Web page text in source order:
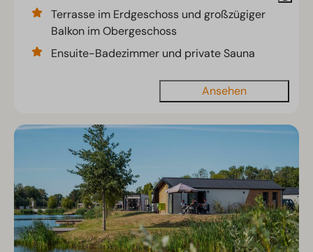
Terrasse im Erdgeschoss und großzügiger
Balkon im Obergeschoss
Ensuite-Badezimmer und private Sauna
Ansehen